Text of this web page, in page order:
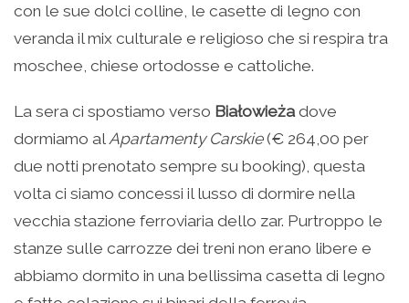
con le sue dolci colline, le casette di legno con
veranda il mix culturale e religioso che si respira tra
moschee, chiese ortodosse e cattoliche.
La sera ci spostiamo verso Białowieżadove
dormiamo al Apartamenty Carskie(€ 264,00 per
due notti prenotato sempre su booking), questa
volta ci siamo concessi il lusso di dormire nella
vecchia stazione ferroviaria dello zar. Purtroppo le
stanze sulle carrozze dei treni non erano libere e
abbiamo dormito in una bellissima casetta di legno